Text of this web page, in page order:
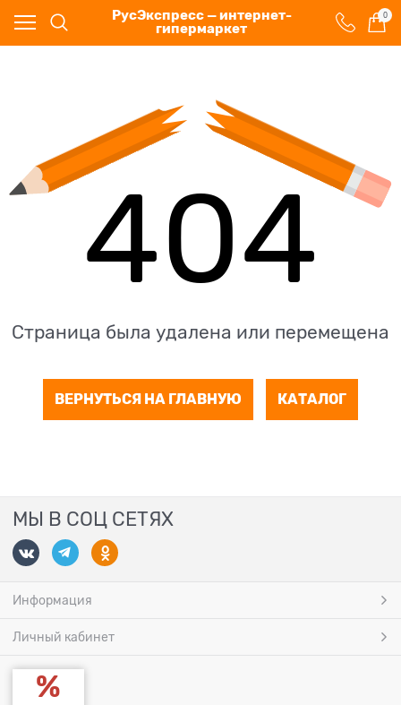
РусЭкспресс — интернет-
гипермаркет
0
404
Страница была удалена или перемещена
ВЕРНУТЬСЯ НА ГЛАВНУЮ КАТАЛОГ
МЫ В СОЦ СЕТЯХ
Информация
Личный кабинет